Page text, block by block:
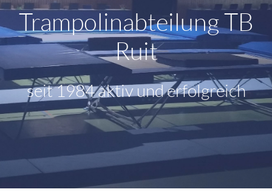
Trampolinabteilung TB
Ruit
seit 1984 aktiv und erfolgreich